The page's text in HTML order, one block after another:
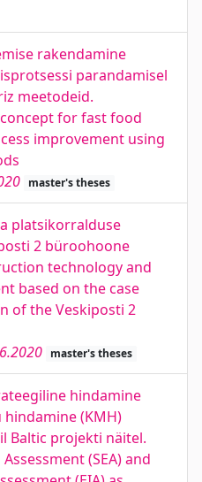
rakendamine
parandamisel
meetodeid.
for fast food
improvement using
master's theses
platsikorralduse
2 büroohoone
technology and
based on the case
of the Veskiposti 2
master's theses
hindamine
hindamine (KMH)
Baltic projekti näitel.
(SEA) and